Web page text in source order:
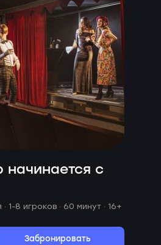
начинается с
1-8 игроков · 60 минут · 16+
Забронировать